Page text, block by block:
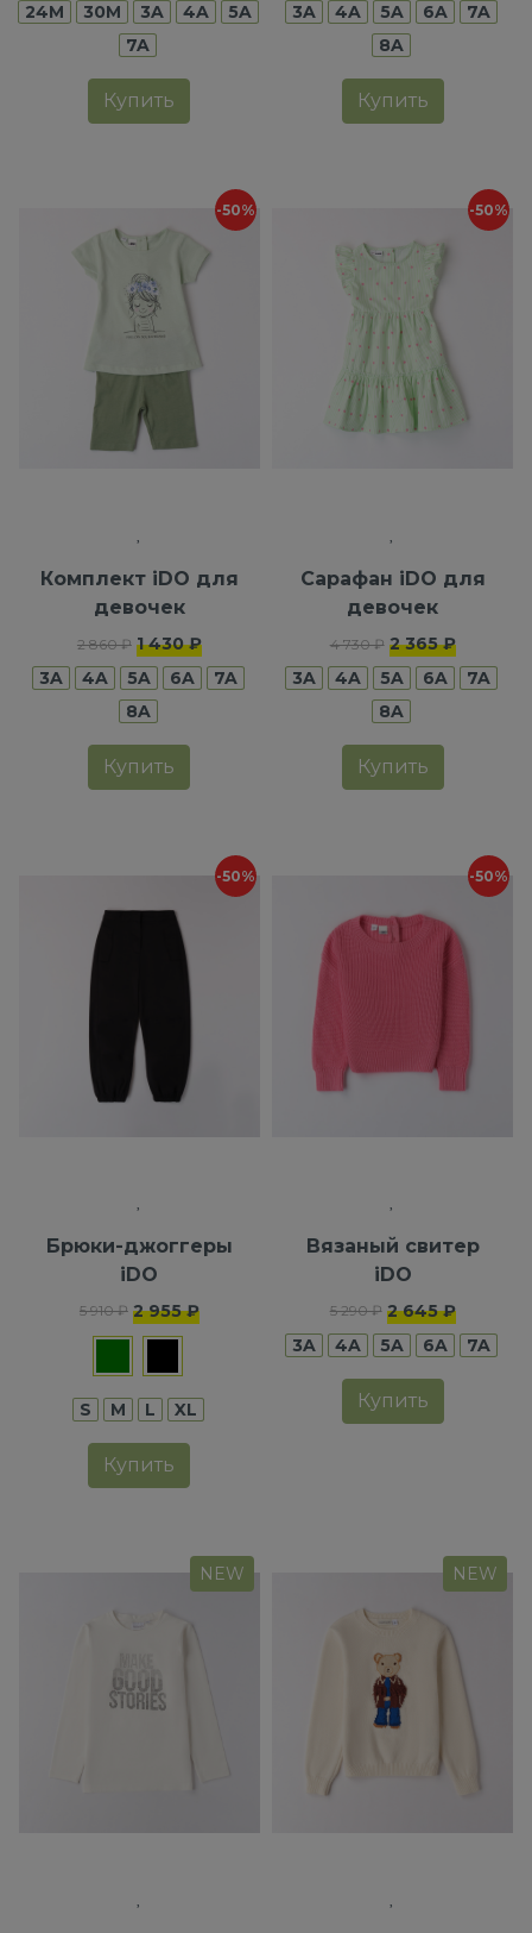
24M
30M 3A 4A
5A
7A
Купить
3A
4A 5A 6A
7A
8A
Купить
-50%
Комплект iDO для
девочек
2 860 ₽ 1 430 ₽
3A
4A 5A 6A
7A
8A
Купить
-50%
Сарафан iDO для
девочек
4 730 ₽ 2 365 ₽
3A
4A 5A 6A
7A
8A
Купить
-50%
Брюки-джоггеры
iDO
5 910 ₽ 2 955 ₽
S M L XL
Купить
-50%
Вязаный свитер
iDO
5 290 ₽ 2 645 ₽
3A
4A 5A 6A 7A
Купить
NEW NEW